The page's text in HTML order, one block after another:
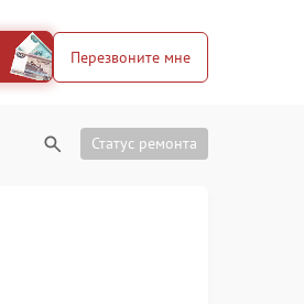
Перезвоните мне
Статус ремонта